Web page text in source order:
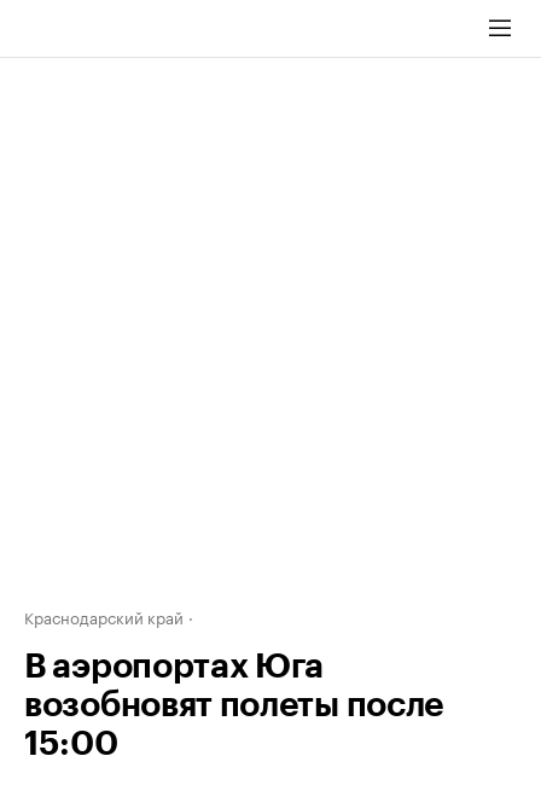
Краснодарский край
В аэропортах Юга
возобновят полеты после
15:00